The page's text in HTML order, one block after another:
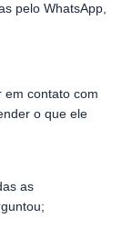
pelo WhatsApp,
em contato com
o que ele
as